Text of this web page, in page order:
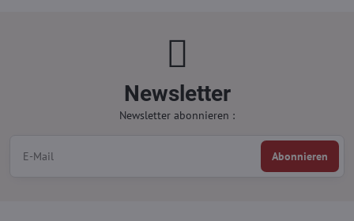
Newsletter
Newsletter abonnieren :
Abonnieren